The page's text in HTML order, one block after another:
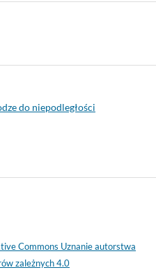
do niepodległości
Commons Uznanie autorstwa
zależnych 4.0